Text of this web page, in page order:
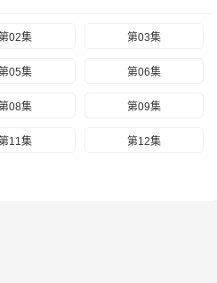
02集 第03集
05集 第06集
08集 第09集
11集 第12集